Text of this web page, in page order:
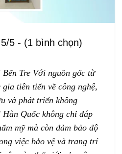
5/5 - (1 bình chọn)
Bến Tre Với nguồn gốc từ
tiên tiến về công nghệ,
và phát triển không
Quốc không chỉ đáp
mỹ mà còn đảm bảo độ
việc bảo vệ và trang trí